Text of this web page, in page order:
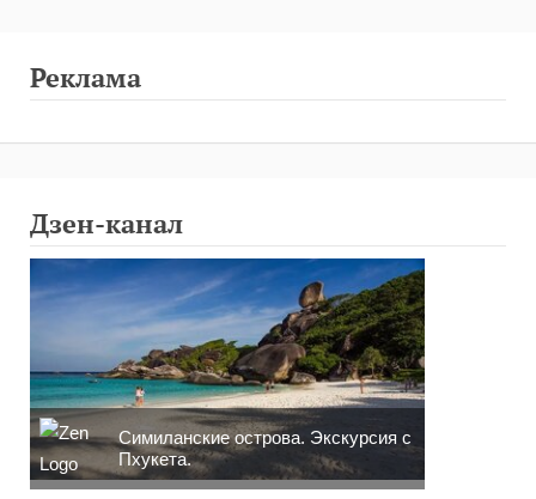
Реклама
Дзен-канал
Симиланские острова. Экскурсия с
Пхукета.